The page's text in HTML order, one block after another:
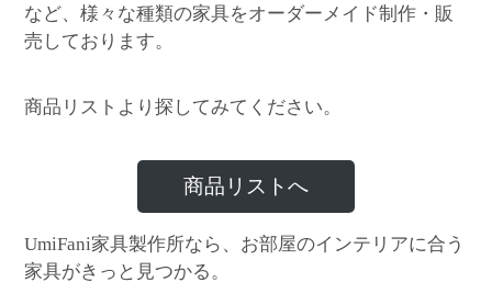
など、様々な種類の家具をオーダーメイド制作・販
売しております。
商品リストより探してみてください。
商品リストへ
UmiFani家具製作所なら、お部屋のインテリアに合う
家具がきっと見つかる。